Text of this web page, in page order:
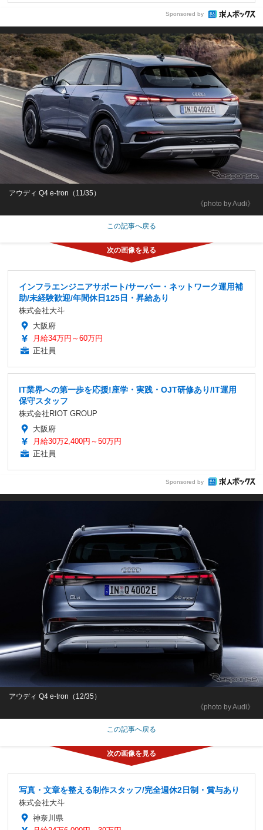
Sponsored by
《photo by Audi》
アウディ Q4 e-tron（11/35）
この記事へ戻る
インフラエンジニアサポート/サーバー・ネットワーク運用補
助/未経験歓迎/年間休日125日・昇給あり
株式会社大斗
大阪府
月給34万円～60万円
正社員
IT業界への第一歩を応援!座学・実践・OJT研修あり/IT運用
保守スタッフ
株式会社RIOT GROUP
大阪府
月給30万2,400円～50万円
正社員
Sponsored by
《photo by Audi》
アウディ Q4 e-tron（12/35）
この記事へ戻る
写真・文章を整える制作スタッフ/完全週休2日制・賞与あり
株式会社大斗
神奈川県